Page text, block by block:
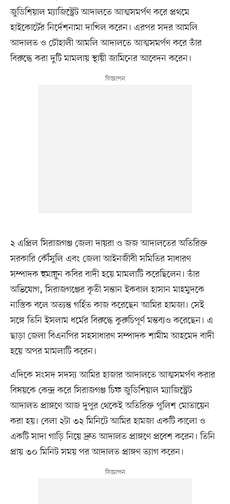
জুডিশিয়াল ম্যাজিস্ট্রেট আদালতে আত্মসমর্পণ করে প্রথমে
হাইকোর্টের নির্দেশনামা দাখিল করেন। এরপর সদর আমলি
আদালত ও চৌহালী আমলি আদালতে আত্মসমর্পণ করে তাঁর
বিরুদ্ধে করা দুটি মামলায় স্থায়ী জামিনের আবেদন করেন।
২ এপ্রিল সিরাজগঞ্জ জেলা দায়রা ও জজ আদালতের অতিরিক্ত
সরকারি কৌঁসুলি এবং জেলা আইনজীবী সমিতির সাধারণ
সম্পাদক হুমায়ুন কবির বাদী হয়ে মামলাটি করেছিলেন। তাঁর
অভিযোগ, সিরাজগঞ্জের কৃতী সন্তান ইকবাল হাসান মাহমুদকে
নাস্তিক বলে অত্যন্ত গর্হিত কাজ করেছেন আমির হামজা। সেই
সঙ্গে তিনি ইসলাম ধর্মের বিরুদ্ধে কুরুচিপূর্ণ মন্তব্যও করেছেন। এ
ছাড়া জেলা বিএনপির সহসাধারণ সম্পাদক শামীম আহমেদ বাদী
হয়ে অপর মামলাটি করেন।
এদিকে সংসদ সদস্য আমির হাজার আদালতে আত্মসমর্পণ করার
বিষয়কে কেন্দ্র করে সিরাজগঞ্জ চিফ জুডিশিয়াল ম্যাজিস্ট্রেট
আদালত প্রাঙ্গণে আজ দুপুর থেকেই অতিরিক্ত পুলিশ মোতায়েন
করা হয়। বেলা ২টা ৩২ মিনিটে আমির হামজা একটি কালো ও
একটি সাদা গাড়ি নিয়ে দ্রুত আদালত প্রাঙ্গণে প্রবেশ করেন। তিনি
প্রায় ৩০ মিনিট সময় পর আদালত প্রাঙ্গণ ত্যাগ করেন।